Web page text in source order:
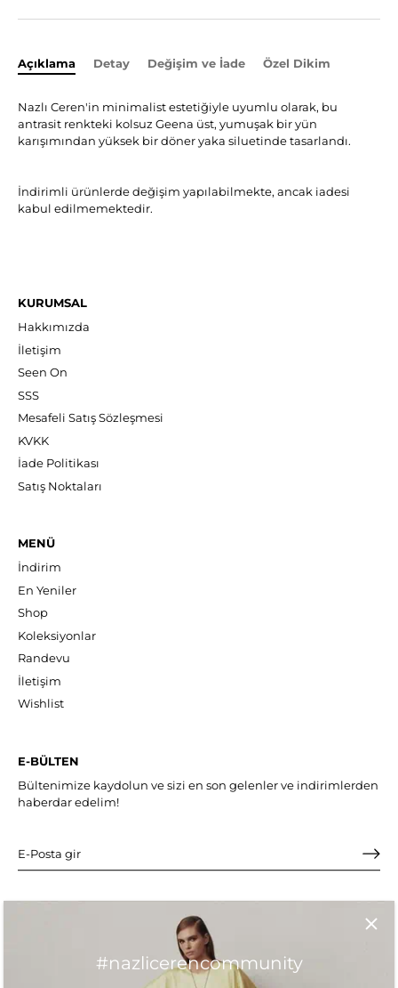
Açıklama Detay Değişim ve İade Özel Dikim
Nazlı Ceren'in minimalist estetiğiyle uyumlu olarak, bu
antrasit renkteki kolsuz Geena üst, yumuşak bir yün
karışımından yüksek bir döner yaka siluetinde tasarlandı.
İndirimli ürünlerde değişim yapılabilmekte, ancak iadesi
kabul edilmemektedir.
#nazlicerencommunity
KURUMSAL
Hakkımızda
İletişim
Seen On
SSS
Mesafeli Satış Sözleşmesi
KVKK
İade Politikası
Satış Noktaları
MENÜ
İndirim
En Yeniler
Shop
Koleksiyonlar
Randevu
İletişim
Wishlist
E-BÜLTEN
Bültenimize kaydolun ve sizi en son gelenler ve indirimlerden
haberdar edelim!